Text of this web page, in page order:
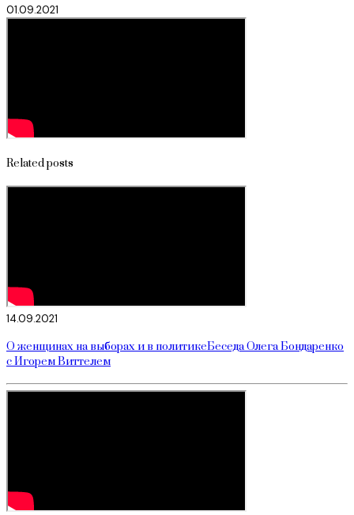
01.09.2021
Related posts
14.09.2021
О женщинах на выборах и в политикеБеседа Олега Бондаренко
с Игорем Виттелем